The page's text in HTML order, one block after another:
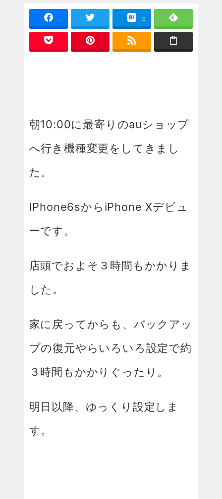
- - 0 -
朝10:00に最寄りのauショップ
へ行き機種変更をしてきまし
た。
IPhone6sからiPhone Xデビュ
ーです。
店頭でおよそ３時間もかかりま
した。
家に戻ってからも、バックアッ
プの復元やらいろいろ設定で約
３時間もかかりぐったり。
明日以降、ゆっくり設定しま
す。